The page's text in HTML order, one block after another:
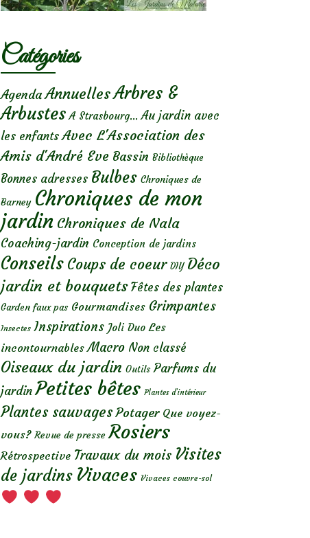
Catégories
Agenda AnnuellesArbres &
Arbustes A Strasbourg... Au jardin avec
les enfants Avec L'Association des
Amis d'André Eve Bassin Bibliothèque
Bonnes adresses Bulbes Chroniques de
Barney Chroniques de mon
jardin Chroniques de Nala
Coaching-jardin Conception de jardins
Conseils Coups de coeur DIY Déco
jardin et bouquets Fêtes des plantes
Garden faux pas Gourmandises Grimpantes
Insectes Inspirations Joli Duo Les
incontournables Macro Non classé
Oiseaux du jardin Outils Parfums du
jardin Petites bêtes Plantes d’intérieur
Plantes sauvages Potager Que voyez-
vous? Revue de presse Rosiers
Rétrospective Travaux du mois Visites
de jardins Vivaces Vivaces couvre-sol